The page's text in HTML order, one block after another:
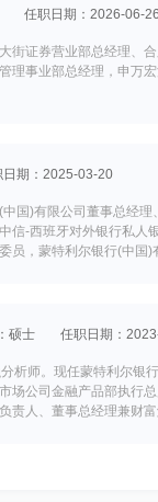
任职日期：2026-06-
街证券营业部总经理、
理事业部总经理，申万
日期：2025-03-20
国)有限公司董事总经
信-西班牙对外银行私
员，蒙特利尔银行(中国
硕士 任职日期：
析师。现任蒙特利尔银
场公司金融产品部执行
责人、董事总经理兼财